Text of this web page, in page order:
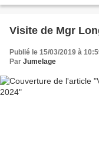
Visite de Mgr
Publié le 15/03/2019 à
Par Jumelage